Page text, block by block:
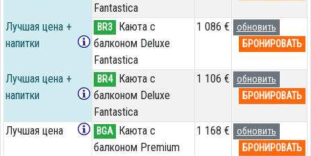
Fantastica
Лучшая цена +
напитки
BR3
Каюта с
балконом Deluxe
Fantastica
1 086 €
обновить
БРОНИРОВАТЬ
Лучшая цена +
напитки
BR4
Каюта с
балконом Deluxe
Fantastica
1 106 €
обновить
БРОНИРОВАТЬ
Лучшая цена BGA Каюта с
балконом Premium
1 168 €
обновить
БРОНИРОВАТЬ